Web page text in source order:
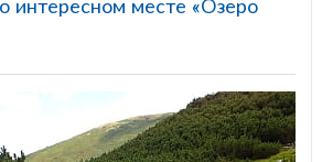
интересном месте «Озеро